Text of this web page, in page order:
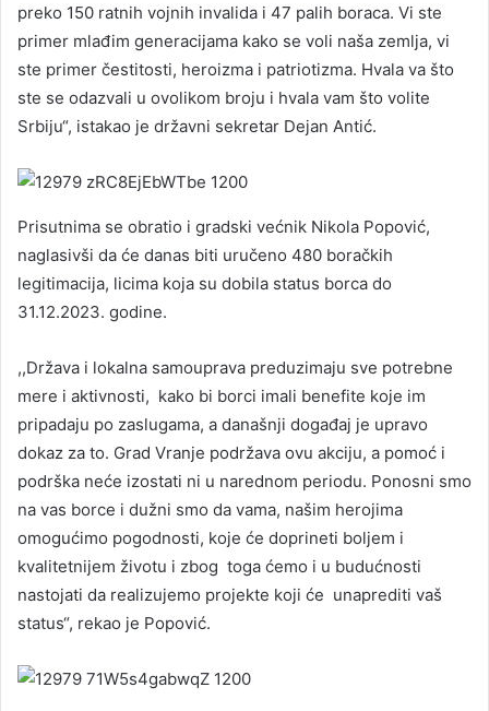
preko 150 ratnih vojnih invalida i 47 palih boraca. Vi ste
primer mlađim generacijama kako se voli naša zemlja, vi
ste primer čestitosti, heroizma i patriotizma. Hvala va što
ste se odazvali u ovolikom broju i hvala vam što volite
Srbiju“, istakao je državni sekretar Dejan Antić.
Prisutnima se obratio i gradski većnik Nikola Popović,
naglasivši da će danas biti uručeno 480 boračkih
legitimacija, licima koja su dobila status borca do
31.12.2023. godine.
,,Država i lokalna samouprava preduzimaju sve potrebne
mere i aktivnosti, kako bi borci imali benefite koje im
pripadaju po zaslugama, a današnji događaj je upravo
dokaz za to. Grad Vranje podržava ovu akciju, a pomoć i
podrška neće izostati ni u narednom periodu. Ponosni smo
na vas borce i dužni smo da vama, našim herojima
omogućimo pogodnosti, koje će doprineti boljem i
kvalitetnijem životu i zbog toga ćemo i u budućnosti
nastojati da realizujemo projekte koji će unaprediti vaš
status“, rekao je Popović.